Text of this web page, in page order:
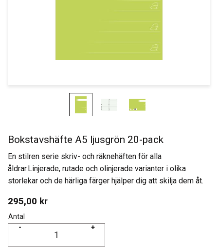
Bokstavshäfte A5 ljusgrön 20-pack
En stilren serie skriv- och räknehäften för alla
åldrar.Linjerade, rutade och olinjerade varianter i olika
storlekar och de härliga färger hjälper dig att skilja dem åt.
295,00 kr
Antal
+
-